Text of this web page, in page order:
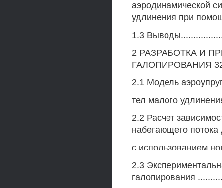
аэродинамической
удлинения при
1.3
2 РАЗРАБОТКА И
ГАЛОПИРОВАНИЯ
2.1 Модель
тел малого
2.2 Расчет
набегающего потока
с использованием
2.3
галопирования